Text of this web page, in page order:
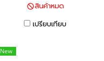
Program Capacity 20M,
Built-in RS-232, RS-485
แบรนด์ เดลต้า สินค้าแบรนด์
สินค้าหมด
เปรียบเทียบ
New